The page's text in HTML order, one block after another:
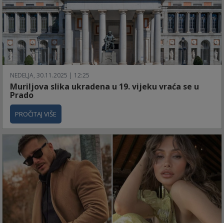
NEDELJA, 30.11.2025 | 12:25
Muriljova slika ukradena u 19. vijeku vraća se u
Prado
PROČITAJ VIŠE